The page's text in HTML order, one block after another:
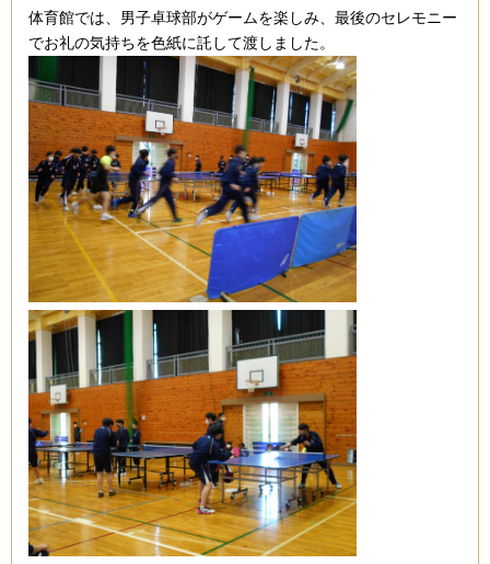
体育館では、男子卓球部がゲームを楽しみ、最後のセレモニー
でお礼の気持ちを色紙に託して渡しました。